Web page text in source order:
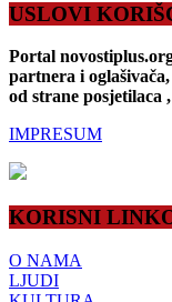
USLOVI
Portal
partnera i
od strane posjetilaca
IMPRESUM
KORISNI
O NAMA
LJUDI